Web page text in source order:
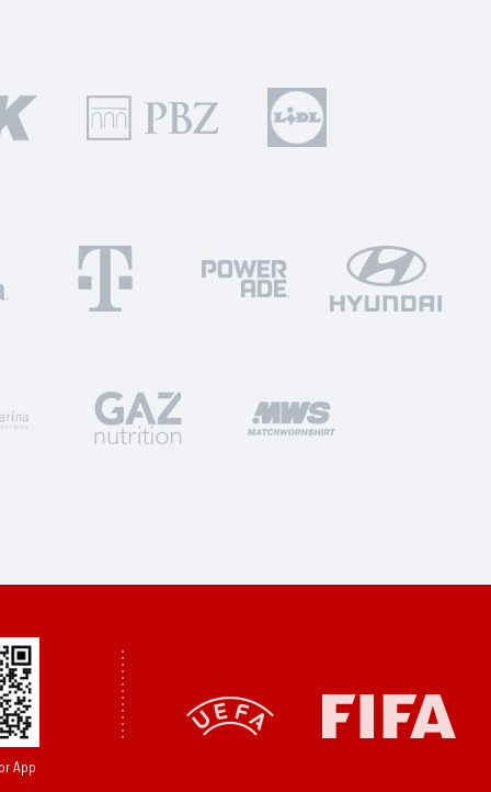
App